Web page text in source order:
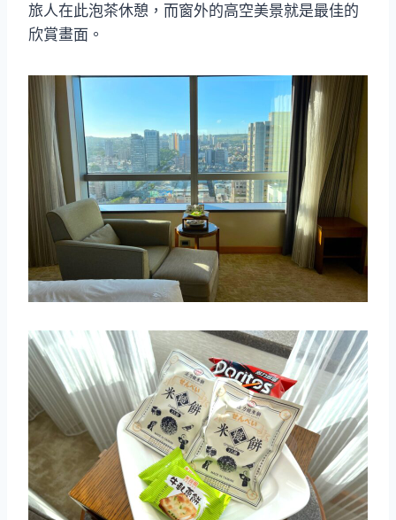
旅人在此泡茶休憩，而窗外的高空美景就是最佳的
欣賞畫面。